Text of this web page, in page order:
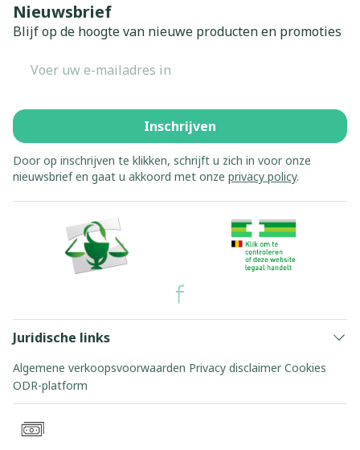
Nieuwsbrief
Blijf op de hoogte van nieuwe producten en promoties
Inschrijven
Door op inschrijven te klikken, schrijft u zich in voor onze
nieuwsbrief en gaat u akkoord met onze privacy policy.
Juridische links
Algemene verkoopsvoorwaarden Privacy disclaimer Cookies
ODR-platform